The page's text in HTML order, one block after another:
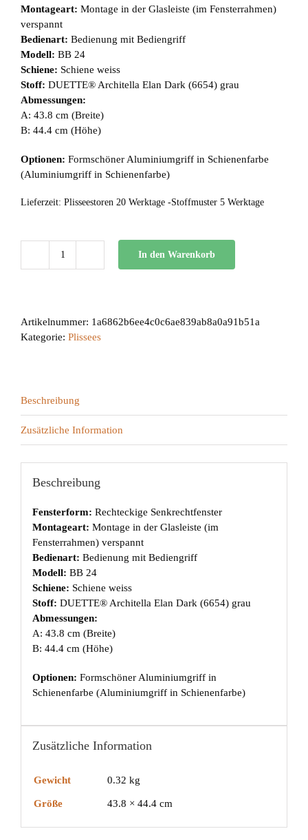
Montageart: Montage in der Glasleiste (im Fensterrahmen)
verspannt
Bedienart: Bedienung mit Bediengriff
Modell: BB 24
Schiene: Schiene weiss
Stoff: DUETTE® Architella Elan Dark (6654) grau
Abmessungen:
A: 43.8 cm (Breite)
B: 44.4 cm (Höhe)
Optionen: Formschöner Aluminiumgriff in Schienenfarbe
(Aluminiumgriff in Schienenfarbe)
Lieferzeit: Plisseestoren 20 Werktage -Stoffmuster 5 Werktage
BB
In den Warenkorb
Artikelnummer: 1a6862b6ee4c0c6ae839ab8a0a91b51a
Kategorie: Plissees
Beschreibung
Zusätzliche Information
Beschreibung
Fensterform: Rechteckige Senkrechtfenster
Montageart: Montage in der Glasleiste (im
Fensterrahmen) verspannt
Bedienart: Bedienung mit Bediengriff
Modell: BB 24
Schiene: Schiene weiss
Stoff: DUETTE® Architella Elan Dark (6654) grau
Abmessungen:
A: 43.8 cm (Breite)
B: 44.4 cm (Höhe)
Optionen: Formschöner Aluminiumgriff in
Schienenfarbe (Aluminiumgriff in Schienenfarbe)
Zusätzliche Information
Gewicht 0.32 kg
Größe 43.8 × 44.4 cm